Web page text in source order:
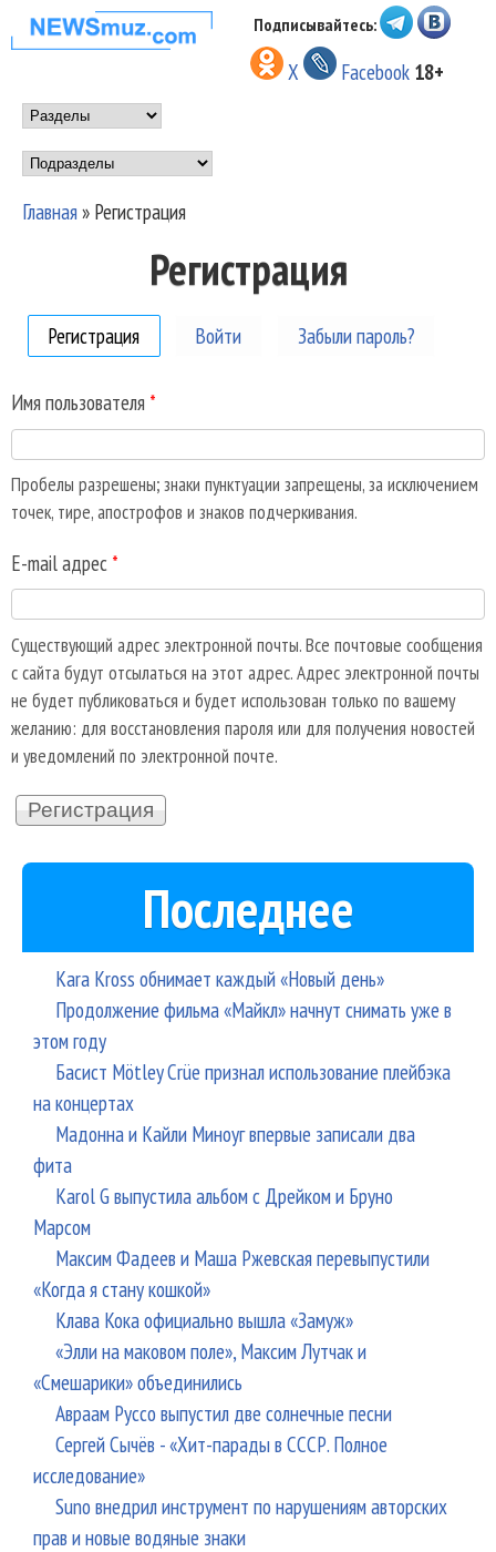
Перейти к основному
содержанию
НОВОСТИ
МУЗЫКИ И
ШОУ БИЗНЕСА
NEWSMUZ.COM
Подписывайтесь:
X Facebook 18+
Main menu
Подразделы
Главная» Регистрация
Регистрация
Регистрация (активная вкладка)
Войти Забыли пароль?
Имя пользователя *
Пробелы разрешены; знаки пунктуации запрещены, за исключением
точек, тире, апострофов и знаков подчеркивания.
E-mail адрес *
Существующий адрес электронной почты. Все почтовые сообщения
с сайта будут отсылаться на этот адрес. Адрес электронной почты
не будет публиковаться и будет использован только по вашему
желанию: для восстановления пароля или для получения новостей
и уведомлений по электронной почте.
Последнее
Kara Kross обнимает каждый «Новый день»
Продолжение фильма «Майкл» начнут снимать уже в
этом году
Басист Mötley Crüe признал использование плейбэка
на концертах
Мадонна и Кайли Миноуг впервые записали два
фита
Karol G выпустила альбом с Дрейком и Бруно
Марсом
Максим Фадеев и Маша Ржевская перевыпустили
«Когда я стану кошкой»
Клава Кока официально вышла «Замуж»
«Элли на маковом поле», Максим Лутчак и
«Смешарики» объединились
Авраам Руссо выпустил две солнечные песни
Сергей Сычёв - «Хит-парады в СССР. Полное
исследование»
Suno внедрил инструмент по нарушениям авторских
прав и новые водяные знаки